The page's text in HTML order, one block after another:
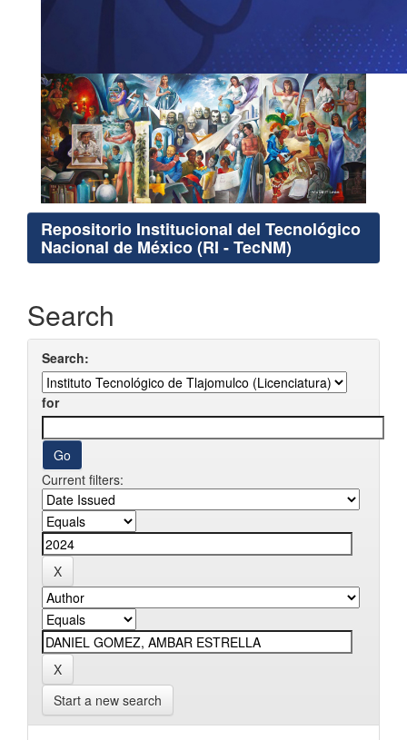
Repositorio Institucional del Tecnológico
Nacional de México (RI - TecNM)
Search
Search:
for
Current filters:
Start a new search